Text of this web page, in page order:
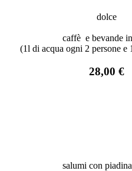
dolce
caffè e bevande
(1l di acqua ogni 2 persone
28,00 €
salumi con